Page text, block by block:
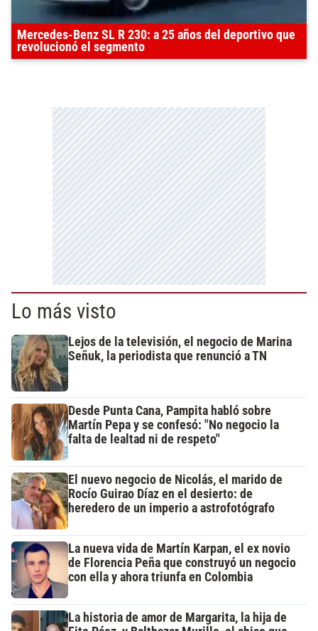
Mercedes-Benz SL R 230: a 25 años del deportivo que
revolucionó el segmento
Lo más visto
Lejos de la televisión, el negocio de Marina
Señuk, la periodista que renunció a TN
Desde Punta Cana, Pampita habló sobre
Martín Pepa y se confesó: "No negocio la
falta de lealtad ni de respeto"
El nuevo negocio de Nicolás, el marido de
Rocío Guirao Díaz en el desierto: de
heredero de un imperio a astrofotógrafo
La nueva vida de Martín Karpan, el ex novio
de Florencia Peña que construyó un negocio
con ella y ahora triunfa en Colombia
La historia de amor de Margarita, la hija de